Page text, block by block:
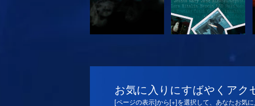
お気に入りにすばやくアク
[ページの表示]から[+]を選択して、あなたお気